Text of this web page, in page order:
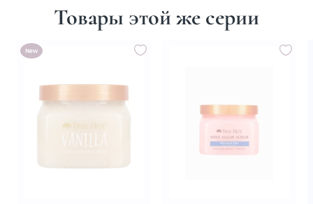
Товары этой же серии
New